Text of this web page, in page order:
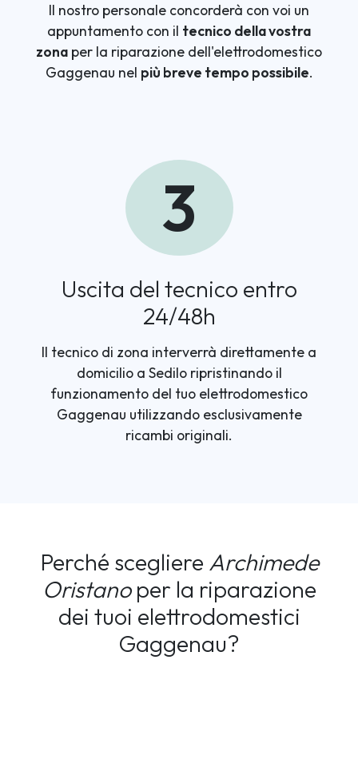
Il nostro personale concorderà con voi un
appuntamento con il tecnico della vostra
zona per la riparazione dell'elettrodomestico
Gaggenau nel più breve tempo possibile.
3
Uscita del tecnico entro
24/48h
Il tecnico di zona interverrà direttamente a
domicilio a Sedilo ripristinando il
funzionamento del tuo elettrodomestico
Gaggenau utilizzando esclusivamente
ricambi originali.
Perché scegliere Archimede
Oristanoper la riparazione
dei tuoi elettrodomestici
Gaggenau?